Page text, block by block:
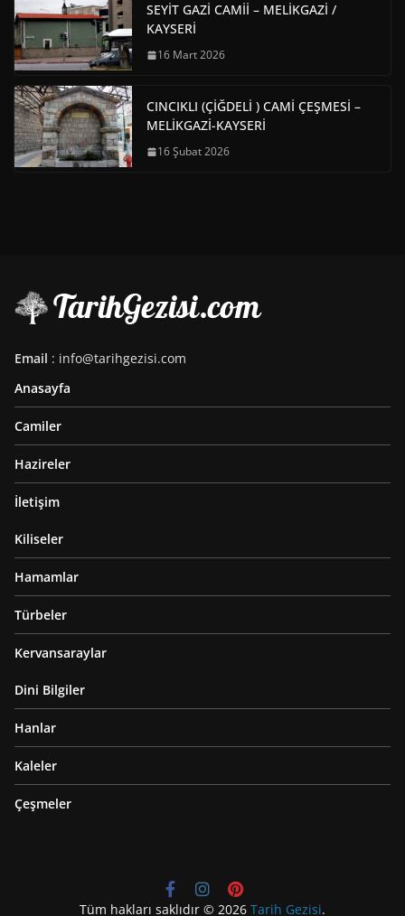
SEYİT GAZİ CAMİİ – MELİKGAZİ /
KAYSERİ
16 Mart 2026
CINCIKLI (ÇİĞDELİ ) CAMİ ÇEŞMESİ –
MELİKGAZİ-KAYSERİ
16 Şubat 2026
Email : info@tarihgezisi.com
Anasayfa
Camiler
Hazireler
İletişim
Kiliseler
Hamamlar
Türbeler
Kervansaraylar
Dini Bilgiler
Hanlar
Kaleler
Çeşmeler
Tüm hakları saklıdır © 2026 Tarih Gezisi.